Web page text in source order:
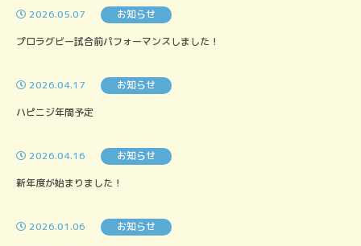
2026.05.07
お知らせ
プロラグビー試合前パフォーマンスしました！
2026.04.17
お知らせ
ハピニジ年間予定
2026.04.16
お知らせ
新年度が始まりました！
2026.01.06
お知らせ